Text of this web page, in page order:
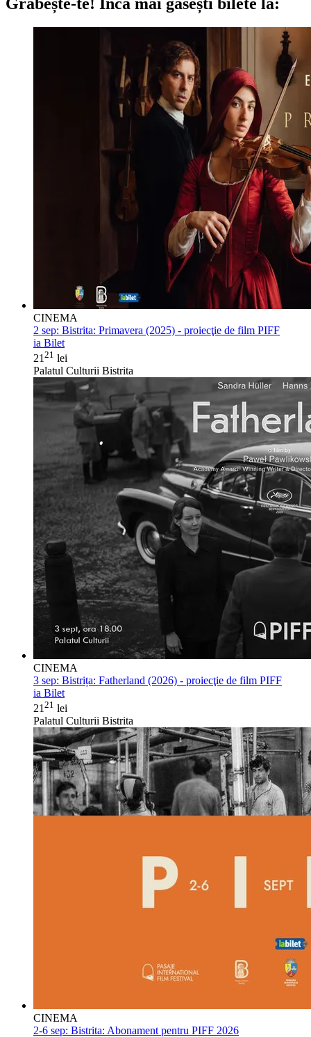
CINEMA
2 sep: Bistrita: Primavera (2025) - proiecţie de film PIFF
ia Bilet
21 21 lei
Palatul Culturii Bistrita
CINEMA
3 sep: Bistrița: Fatherland (2026) - proiecţie de film PIFF
ia Bilet
21 21 lei
Palatul Culturii Bistrita
CINEMA
2-6 sep: Bistrita: Abonament pentru PIFF 2026